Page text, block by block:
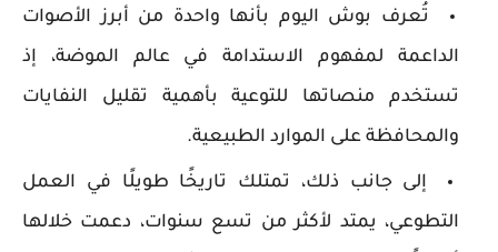
تُعرف بوش اليوم بأنها واحدة من أبرز الأصوات
الداعمة لمفهوم الاستدامة في عالم الموضة، إذ
تستخدم منصاتها للتوعية بأهمية تقليل النفايات
والمحافظة على الموارد الطبيعية.
إلى جانب ذلك، تمتلك تاريخًا طويلًا في العمل
التطوعي، يمتد لأكثر من تسع سنوات، دعمت خلالها